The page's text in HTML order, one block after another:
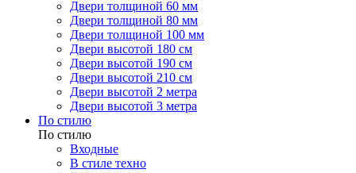
Двери толщиной 60 мм
Двери толщиной 80 мм
Двери толщиной 100 мм
Двери высотой 180 см
Двери высотой 190 см
Двери высотой 210 см
Двери высотой 2 метра
Двери высотой 3 метра
По стилю
По стилю
Входные
В стиле техно